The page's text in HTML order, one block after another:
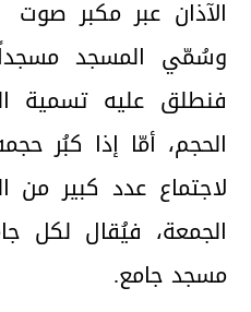
الآذان عبر مكبر
وسُمّي المسجد
فنطلق عليه تسمية
الحجم، أمّا إذا كبُر
لاجتماع عدد كبير من
الجمعة، فيُقال لكل
مسجد جامع.